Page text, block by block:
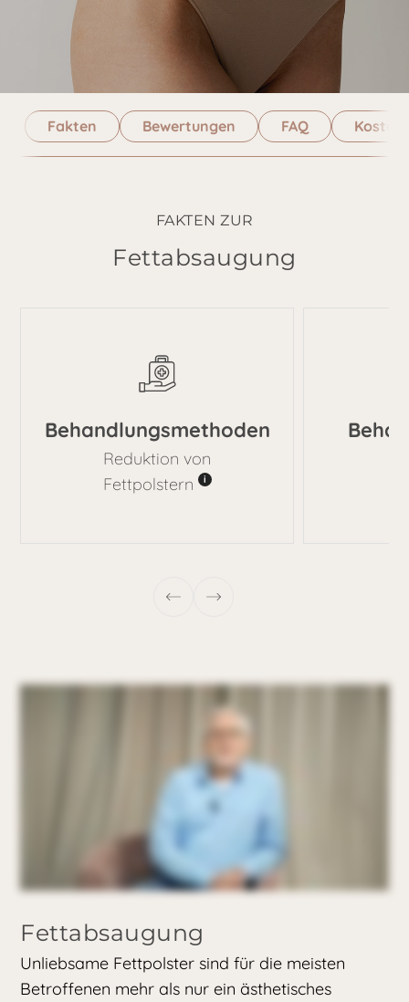
Fakten Bewertungen FAQ Kosten
FAKTEN ZUR
Fettabsaugung
Behandlungsmethoden
Reduktion von
Fettpolstern
Fettabsaugung
Unliebsame Fettpolster sind für die meisten
Betroffenen mehr als nur ein ästhetisches